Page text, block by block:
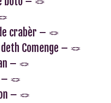
crabèr – 🪢
Comenge – 🪢
– 🪢
🪢
– 🪢